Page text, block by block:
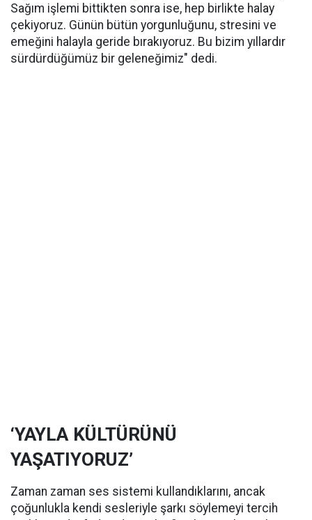
Sağım işlemi bittikten sonra ise, hep birlikte halay
çekiyoruz. Günün bütün yorgunluğunu, stresini ve
emeğini halayla geride bırakıyoruz. Bu bizim yıllardır
sürdürdüğümüz bir geleneğimiz" dedi.
‘YAYLA KÜLTÜRÜNÜ
YAŞATIYORUZ’
Zaman zaman ses sistemi kullandıklarını, ancak
çoğunlukla kendi sesleriyle şarkı söylemeyi tercih